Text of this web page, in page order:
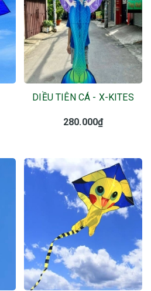
DIỀU TIÊN CÁ - X-KITES
280.000₫